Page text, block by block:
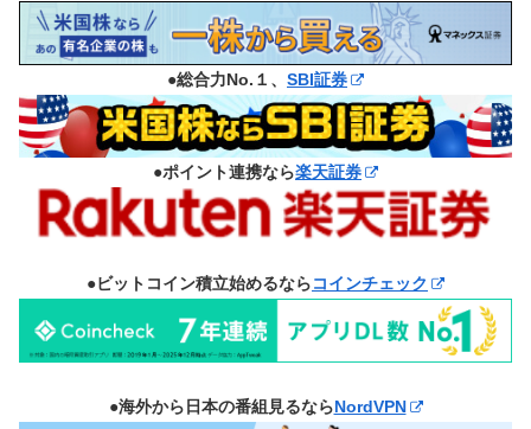
●総合力No.１、 SBI証券
●ポイント連携なら楽天証券
●ビットコイン積立始めるならコインチェック
●海外から日本の番組見るならNordVPN